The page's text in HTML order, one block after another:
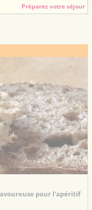
Préparez votre séjour
pour l'apéritif